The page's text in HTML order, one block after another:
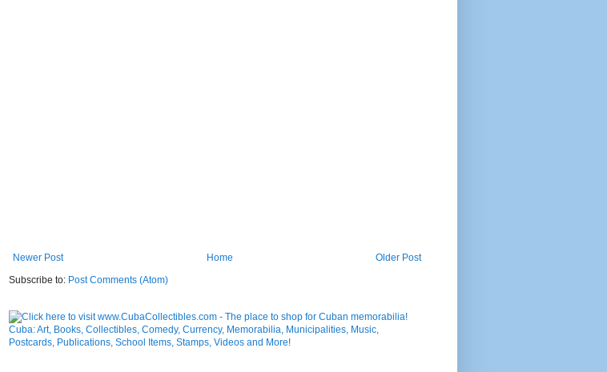
Newer Post Older Post
Home
Subscribe to: Post Comments (Atom)